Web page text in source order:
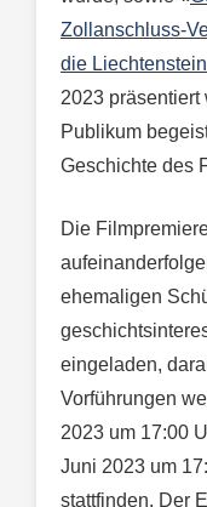
Zollanschluss-
die
2023
Publikum
Geschichte des
Die
ehemaligen
eingeladen,
Vorführungen
2023 um 17:00
Juni 2023 um
stattfinden. Der